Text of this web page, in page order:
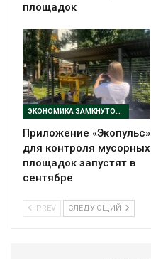
площадок
ЭКОНОМИКА ЗАМКНУТОГО ЦИКЛА
Приложение «Экопульс»
для контроля мусорных
площадок запустят в
сентябре
PREV СЛЕДУЮЩИЙ